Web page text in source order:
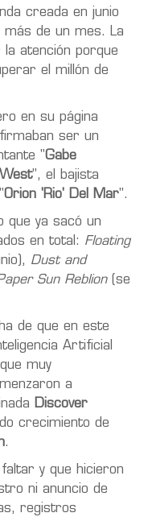
creada en junio
de un mes. La
atención porque
el millón de
en su página
ser un
"Gabe
", el bajista
Orion 'Rio' Del Mar".
que ya sacó un
en total: Floating
Dust and
Sun Reblion(se
de que en este
Artificial
muy
a
Discover
crecimiento de
.
y que hicieron
ni anuncio de
registros